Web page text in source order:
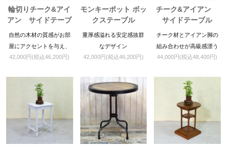
輪切りチーク&アイ
アン サイドテーブ
ル
自然の木材の質感がお部
屋にアクセントを与え、
経年変化も楽しめるテー
42,000円(税込46,200円)
モンキーポット ボッ
クステーブル
重厚感溢れる安定感抜群
なデザイン
42,000円(税込46,200円)
チーク&アイアン
サイドテーブル
チーク材とアイアン脚の
組み合わせが高級感漂う
サイドテーブル。コンパ
デニングやディスプレイ
に最適です。
44,000円(税込48,400円)